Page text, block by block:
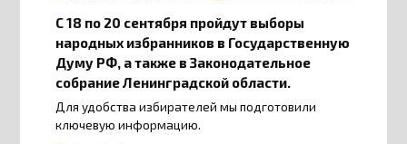
С 18 по 20 сентября пройдут выборы
народных избранников в Государственную
Думу РФ, а также в Законодательное
собрание Ленинградской области.
Для удобства избирателей мы подготовили
ключевую информацию.